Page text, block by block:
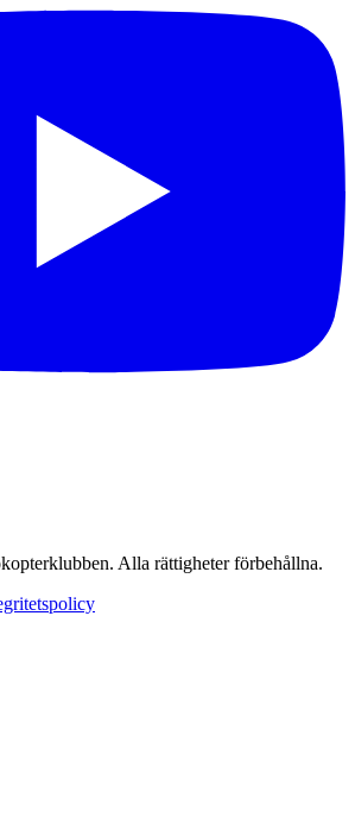
Alla rättigheter förbehållna.